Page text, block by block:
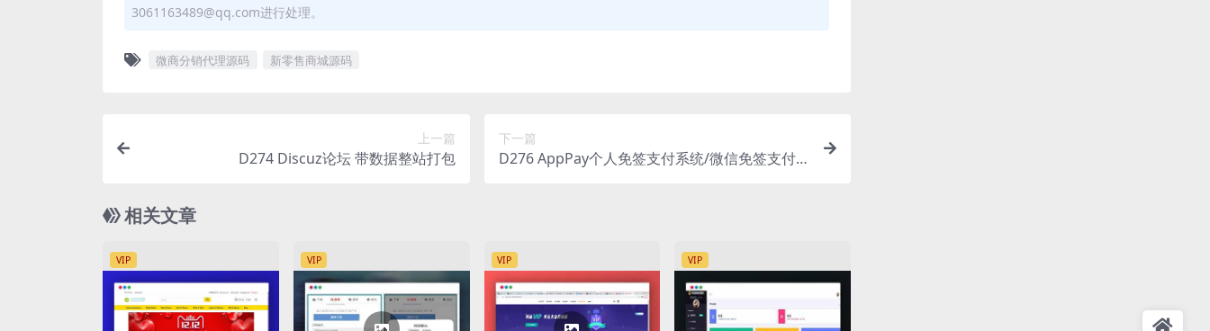
3061163489@qq.com进行处理。
微商分销代理源码 新零售商城源码
上一篇
D274 Discuz论坛 带数据整站打包
下一篇
D276 AppPay个人免签支付系统/微信免签支付/
相关文章
VIP VIP VIP VIP